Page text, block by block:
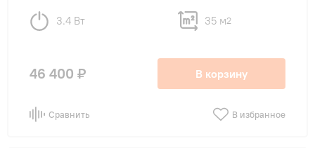
3.4 Вт 35 м2
46 400 ₽ В корзину
Сравнить В избранное